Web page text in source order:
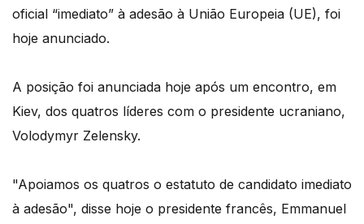
oficial “imediato” à adesão à União Europeia (UE), foi
hoje anunciado.
A posição foi anunciada hoje após um encontro, em
Kiev, dos quatros líderes com o presidente ucraniano,
Volodymyr Zelensky.
"Apoiamos os quatros o estatuto de candidato imediato
à adesão", disse hoje o presidente francês, Emmanuel